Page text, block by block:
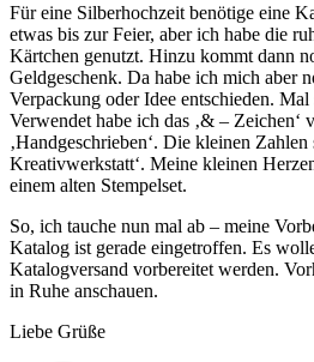
Für eine Silberhochzeit benötige eine
etwas bis zur Feier, aber ich habe die
Kärtchen genutzt. Hinzu kommt dann
Geldgeschenk. Da habe ich mich aber
Verpackung oder Idee entschieden.
Verwendet habe ich das ‚& – Zeichen‘
‚Handgeschrieben‘. Die kleinen
Kreativwerkstatt‘. Meine kleinen
einem alten Stempelset.
So, ich tauche nun mal ab – meine
Katalog ist gerade eingetroffen. Es
Katalogversand vorbereitet werden.
in Ruhe anschauen.
Liebe Grüße